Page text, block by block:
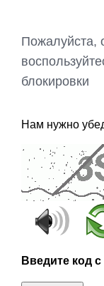
Пожалуйста,
блокировки
Нам нужно
Введите код с